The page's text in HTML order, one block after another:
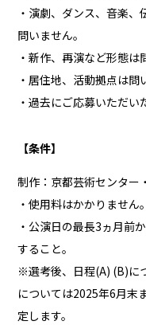
・演劇、ダンス、音楽
問いません。
・新作、再演など形態は
・居住地、活動拠点は問
・過去にご応募いただい
【条件】
制作：京都芸術センター
・使用料はかかりません。
・公演日の最長3ヵ月前
すること。
※選考後、日程(A) (B)に
については2025年6月末
定します。